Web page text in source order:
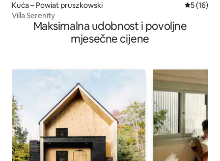
Kuća – Powiat pruszkowski Prosječna
5 (16)
Villa Serenity
Maksimalna udobnost i povoljne
mjesečne cijene